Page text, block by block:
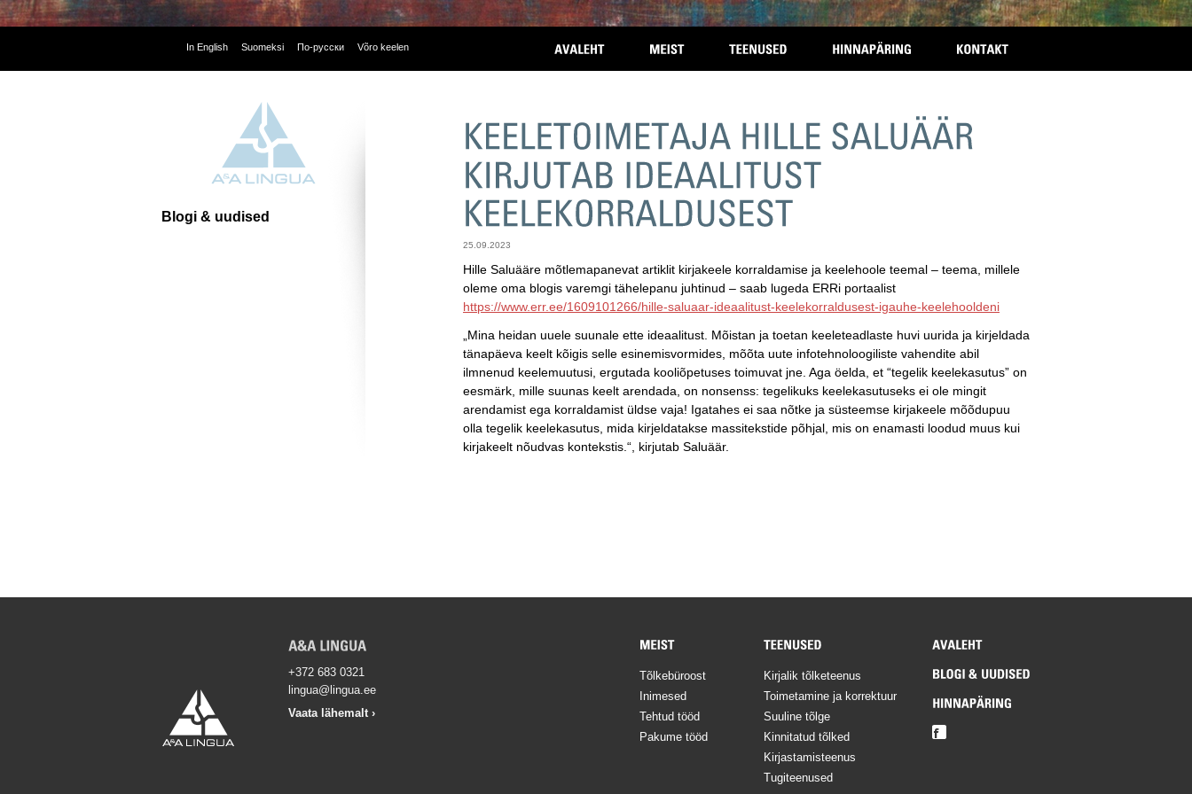
In English Suomeksi По-русски Võro keelen
25.09.2023
Hille Saluääre mõtlemapanevat artiklit kirjakeele korraldamise ja keelehoole teemal – teema, millele
oleme oma blogis varemgi tähelepanu juhtinud – saab lugeda ERRi portaalist
https://www.err.ee/1609101266/hille-saluaar-ideaalitust-keelekorraldusest-igauhe-keelehooldeni
„Mina heidan uuele suunale ette ideaalitust. Mõistan ja toetan keeleteadlaste huvi uurida ja kirjeldada
tänapäeva keelt kõigis selle esinemisvormides, mõõta uute infotehnoloogiliste vahendite abil
ilmnenud keelemuutusi, ergutada kooliõpetuses toimuvat jne. Aga öelda, et “tegelik keelekasutus” on
eesmärk, mille suunas keelt arendada, on nonsenss: tegelikuks keelekasutuseks ei ole mingit
arendamist ega korraldamist üldse vaja! Igatahes ei saa nõtke ja süsteemse kirjakeele mõõdupuu
olla tegelik keelekasutus, mida kirjeldatakse massitekstide põhjal, mis on enamasti loodud muus kui
kirjakeelt nõudvas kontekstis.“, kirjutab Saluäär.
Blogi & uudised
+372 683 0321
lingua@lingua.ee
Vaata lähemalt ›
Kirjalik tõlketeenus
Toimetamine ja korrektuur
Suuline tõlge
Kinnitatud tõlked
Kirjastamisteenus
Tugiteenused
Tõlkebüroost
Inimesed
Tehtud tööd
Pakume tööd